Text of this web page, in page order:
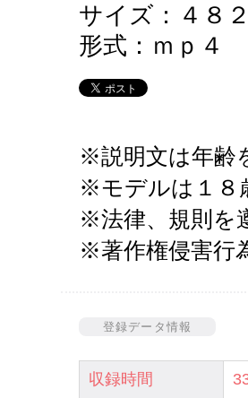
サイズ：４８
形式：ｍｐ４
※説明文は年齢
※モデルは１８
※法律、規則を
※著作権侵害行
登録データ情報
収録時間